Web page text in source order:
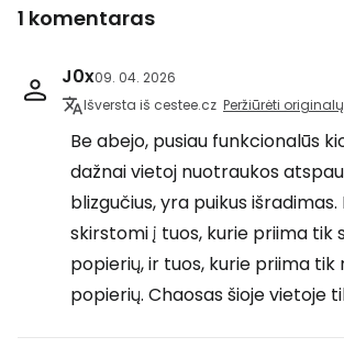
1 komentaras
J0x09. 04. 2026
Išversta iš cestee.cz Peržiūrėti
Be abejo, pusiau funkcionalūs
dažnai vietoj nuotraukos
blizgučius, yra puikus išradimas.
skirstomi į tuos, kurie priima tik
popierių, ir tuos, kurie priima tik
popierių. Chaosas šioje vietoje